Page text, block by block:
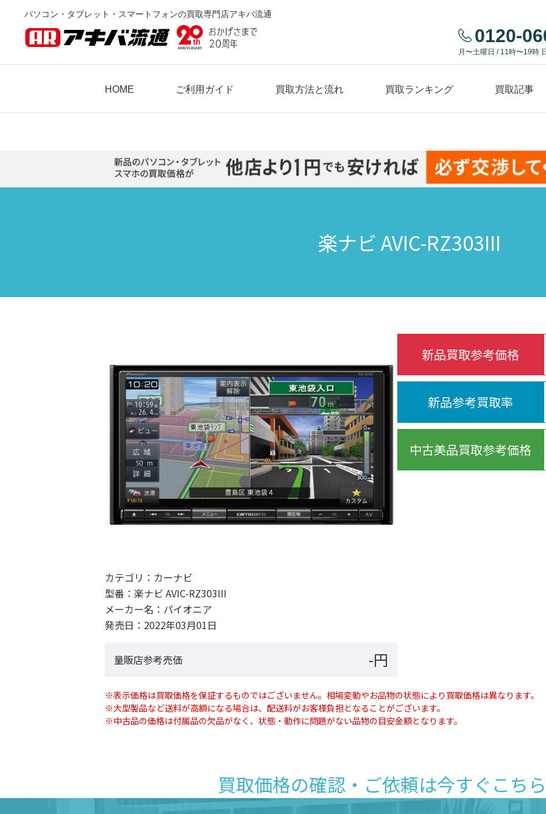
パソコン・タブレット・スマートフォンの買取専門店アキバ流通
0120-
月〜土曜日 / 11時〜19時
HOME ご利用ガイド 買取方法と流れ 買取ランキング 買取記事
楽ナビ AVIC-RZ303III
カテゴリ： カーナビ
型番： 楽ナビ AVIC-RZ303III
メーカー名： パイオニア
発売日： 2022年03月01日
量販店参考売価 -円
新品買取参考価格
新品参考買取率
中古美品買取参考価格
※表示価格は買取価格を保証するものではございません。相場変動やお品物の状態により買取価格は異なります。
※大型製品など送料が高額になる場合は、配送料がお客様負担となることがございます。
※中古品の価格は付属品の欠品がなく、状態・動作に問題がない品物の目安金額となります。
買取価格の確認・ご依頼は今すぐこち